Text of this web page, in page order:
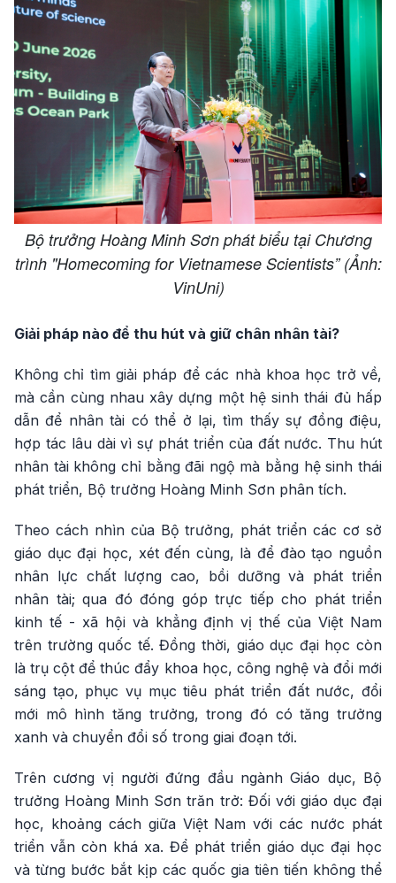
Bộ trưởng Hoàng Minh Sơn phát biểu tại Chương
trình "Homecoming for Vietnamese Scientists” (Ảnh:
VinUni)
Giải pháp nào để thu hút và giữ chân nhân tài?
Không chỉ tìm giải pháp để các nhà khoa học trở về,
mà cần cùng nhau xây dựng một hệ sinh thái đủ hấp
dẫn để nhân tài có thể ở lại, tìm thấy sự đồng điệu,
hợp tác lâu dài vì sự phát triển của đất nước. Thu hút
nhân tài không chỉ bằng đãi ngộ mà bằng hệ sinh thái
phát triển, Bộ trưởng Hoàng Minh Sơn phân tích.
Theo cách nhìn của Bộ trưởng, phát triển các cơ sở
giáo dục đại học, xét đến cùng, là để đào tạo nguồn
nhân lực chất lượng cao, bồi dưỡng và phát triển
nhân tài; qua đó đóng góp trực tiếp cho phát triển
kinh tế - xã hội và khẳng định vị thế của Việt Nam
trên trường quốc tế. Đồng thời, giáo dục đại học còn
là trụ cột để thúc đẩy khoa học, công nghệ và đổi mới
sáng tạo, phục vụ mục tiêu phát triển đất nước, đổi
mới mô hình tăng trưởng, trong đó có tăng trưởng
xanh và chuyển đổi số trong giai đoạn tới.
Trên cương vị người đứng đầu ngành Giáo dục, Bộ
trưởng Hoàng Minh Sơn trăn trở: Đối với giáo dục đại
học, khoảng cách giữa Việt Nam với các nước phát
triển vẫn còn khá xa. Để phát triển giáo dục đại học
và từng bước bắt kịp các quốc gia tiên tiến không thể